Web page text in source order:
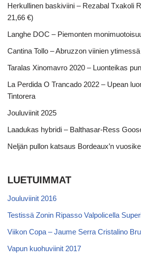
Herkullinen baskiviini – Rezabal Txakoli
21,66 €)
Langhe DOC – Piemonten
Cantina Tollo – Abruzzon viinien ytimessä
Taralas Xinomavro 2020 – Luonteikas
La Perdida O Trancado 2022 – Upean
Tintorera
Jouluviinit 2025
Laadukas hybridi – Balthasar-Ress
Neljän pullon katsaus Bordeaux’n
LUETUIMMAT
Jouluviinit 2016
Testissä Zonin Ripasso Valpolicella
Viikon Copa – Jaume Serra Cristalino
Vapun kuohuviinit 2017